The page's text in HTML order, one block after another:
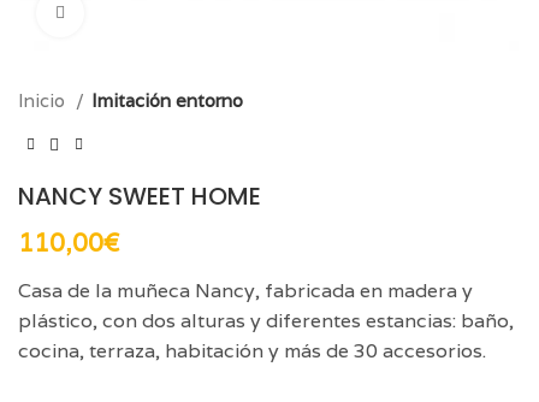
Inicio Imitación entorno
NANCY SWEET HOME
110,00€
Casa de la muñeca Nancy, fabricada en madera y
plástico, con dos alturas y diferentes estancias: baño,
cocina, terraza, habitación y más de 30 accesorios.